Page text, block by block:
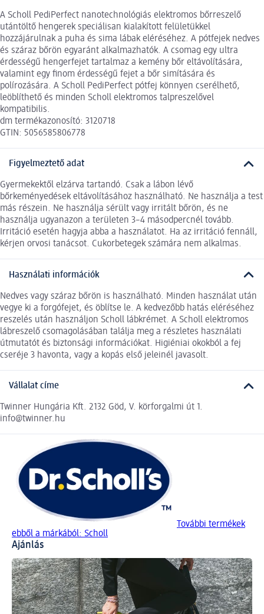
A Scholl PediPerfect nanotechnológiás elektromos bőrreszelő
utántöltő hengerek speciálisan kialakított felületükkel
hozzájárulnak a puha és sima lábak eléréséhez. A pótfejek nedves
és száraz bőrön egyaránt alkalmazhatók. A csomag egy ultra
érdességű hengerfejet tartalmaz a kemény bőr eltávolítására,
valamint egy finom érdességű fejet a bőr simítására és
polírozására. A Scholl PediPerfect pótfej könnyen cserélhető,
leöblíthető és minden Scholl elektromos talpreszelővel
kompatibilis.
dm termékazonosító: 3120718
GTIN: 5056585806778
Figyelmeztető adat
Gyermekektől elzárva tartandó. Csak a lábon lévő
bőrkeményedések eltávolításához használható. Ne használja a test
más részein. Ne használja sérült vagy irritált bőrön, és ne
használja ugyanazon a területen 3–4 másodpercnél tovább.
Irritáció esetén hagyja abba a használatot. Ha az irritáció fennáll,
kérjen orvosi tanácsot. Cukorbetegek számára nem alkalmas.
Használati információk
Nedves vagy száraz bőrön is használható. Minden használat után
vegye ki a forgófejet, és öblítse le. A kedvezőbb hatás eléréséhez
reszelés után használjon Scholl lábkrémet. A Scholl elektromos
lábreszelő csomagolásában találja meg a részletes használati
útmutatót és biztonsági információkat. Higiéniai okokból a fej
cseréje 3 havonta, vagy a kopás első jeleinél javasolt.
Vállalat címe
Twinner Hungária Kft. 2132 Göd, V. körforgalmi út 1.
info@twinner.hu
További termékek
ebből a márkából: Scholl
Ajánlás